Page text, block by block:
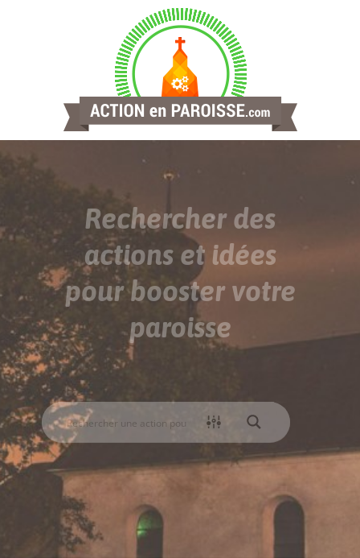
Rechercher des
actions et idées
pour booster votre
paroisse